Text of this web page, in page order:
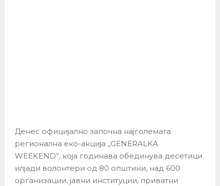
Денес официјално започна најголемата
регионална еко-акција „GENERALKA
WEEKEND”, која годинава обединува десетици
илјади волонтери од 80 општини, над 600
организации, јавни институции, приватни